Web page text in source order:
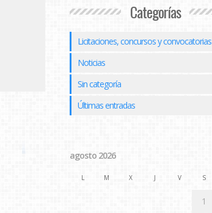
Categorías
Licitaciones, concursos y convocatorias
Noticias
Sin categoría
Últimas entradas
agosto 2026
L M X J V S
1